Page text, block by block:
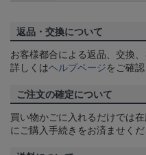
返品・交換について
お客様都合による返品、交換
詳しくはヘルプページをご確認
ご注文の確定について
買い物かごに入れるだけでは
にご購入手続きをお済ませくだ